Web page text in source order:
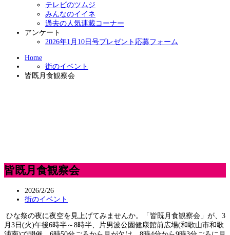
テレビのツムジ
みんなのイイネ
過去の人気連載コーナー
アンケート
2026年1月10日号プレゼント応募フォーム
Home
街のイベント
皆既月食観察会
皆既月食観察会
2026/2/26
街のイベント
ひな祭の夜に夜空を見上げてみませんか。「皆既月食観察会」が、3
月3日(火)午後6時半～8時半、片男波公園健康館前広場(和歌山市和歌